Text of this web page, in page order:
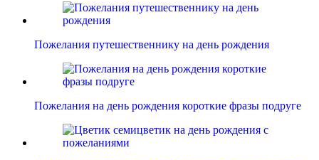
Пожелания путешественнику на день рождения
Пожелания на день рождения короткие фразы подруге